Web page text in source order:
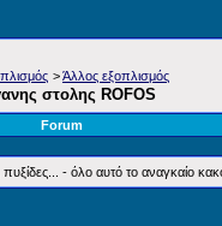
>Άλλος εξοπλισμός
στολης ROFOS
Forum
- όλο αυτό το αναγκαίο